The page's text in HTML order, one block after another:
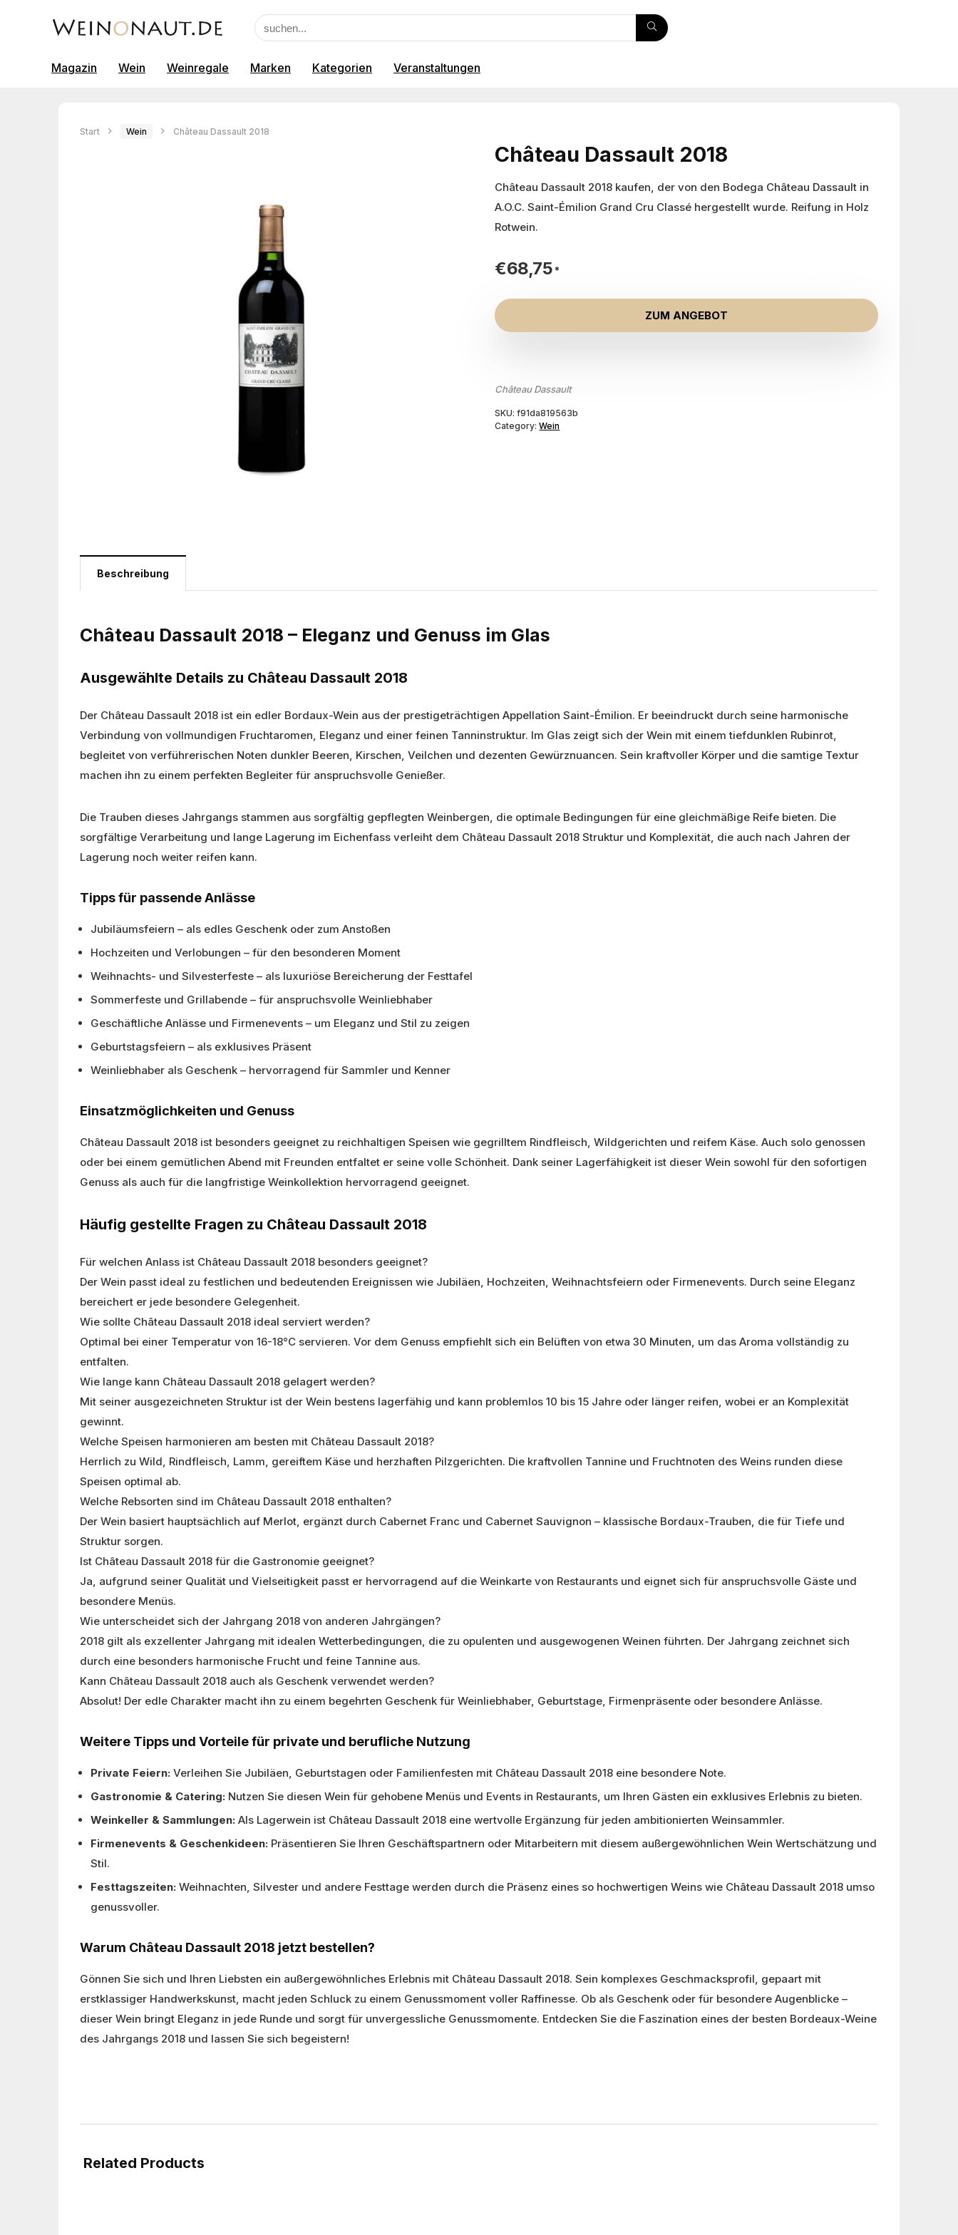
Magazin Wein Weinregale Marken Kategorien Veranstaltungen
Start Wein Château Dassault 2018
Château Dassault 2018
Château Dassault 2018 kaufen, der von den Bodega Château Dassault in
A.O.C. Saint-Émilion Grand Cru Classé hergestellt wurde. Reifung in Holz
Rotwein.
€68,75
ZUM ANGEBOT
Château Dassault
SKU:f91da819563b
Category:Wein
Beschreibung
Château Dassault 2018 – Eleganz und Genuss im Glas
Ausgewählte Details zu Château Dassault 2018
Der Château Dassault 2018 ist ein edler Bordaux-Wein aus der prestigeträchtigen Appellation Saint-Émilion. Er beeindruckt durch seine harmonische
Verbindung von vollmundigen Fruchtaromen, Eleganz und einer feinen Tanninstruktur. Im Glas zeigt sich der Wein mit einem tiefdunklen Rubinrot,
begleitet von verführerischen Noten dunkler Beeren, Kirschen, Veilchen und dezenten Gewürznuancen. Sein kraftvoller Körper und die samtige Textur
machen ihn zu einem perfekten Begleiter für anspruchsvolle Genießer.
Die Trauben dieses Jahrgangs stammen aus sorgfältig gepflegten Weinbergen, die optimale Bedingungen für eine gleichmäßige Reife bieten. Die
sorgfältige Verarbeitung und lange Lagerung im Eichenfass verleiht dem Château Dassault 2018 Struktur und Komplexität, die auch nach Jahren der
Lagerung noch weiter reifen kann.
Tipps für passende Anlässe
Jubiläumsfeiern – als edles Geschenk oder zum Anstoßen
Hochzeiten und Verlobungen – für den besonderen Moment
Weihnachts- und Silvesterfeste – als luxuriöse Bereicherung der Festtafel
Sommerfeste und Grillabende – für anspruchsvolle Weinliebhaber
Geschäftliche Anlässe und Firmenevents – um Eleganz und Stil zu zeigen
Geburtstagsfeiern – als exklusives Präsent
Weinliebhaber als Geschenk – hervorragend für Sammler und Kenner
Einsatzmöglichkeiten und Genuss
Château Dassault 2018 ist besonders geeignet zu reichhaltigen Speisen wie gegrilltem Rindfleisch, Wildgerichten und reifem Käse. Auch solo genossen
oder bei einem gemütlichen Abend mit Freunden entfaltet er seine volle Schönheit. Dank seiner Lagerfähigkeit ist dieser Wein sowohl für den sofortigen
Genuss als auch für die langfristige Weinkollektion hervorragend geeignet.
Häufig gestellte Fragen zu Château Dassault 2018
Für welchen Anlass ist Château Dassault 2018 besonders geeignet?
Der Wein passt ideal zu festlichen und bedeutenden Ereignissen wie Jubiläen, Hochzeiten, Weihnachtsfeiern oder Firmenevents. Durch seine Eleganz
bereichert er jede besondere Gelegenheit.
Wie sollte Château Dassault 2018 ideal serviert werden?
Optimal bei einer Temperatur von 16-18°C servieren. Vor dem Genuss empfiehlt sich ein Belüften von etwa 30 Minuten, um das Aroma vollständig zu
entfalten.
Wie lange kann Château Dassault 2018 gelagert werden?
Mit seiner ausgezeichneten Struktur ist der Wein bestens lagerfähig und kann problemlos 10 bis 15 Jahre oder länger reifen, wobei er an Komplexität
gewinnt.
Welche Speisen harmonieren am besten mit Château Dassault 2018?
Herrlich zu Wild, Rindfleisch, Lamm, gereiftem Käse und herzhaften Pilzgerichten. Die kraftvollen Tannine und Fruchtnoten des Weins runden diese
Speisen optimal ab.
Welche Rebsorten sind im Château Dassault 2018 enthalten?
Der Wein basiert hauptsächlich auf Merlot, ergänzt durch Cabernet Franc und Cabernet Sauvignon – klassische Bordaux-Trauben, die für Tiefe und
Struktur sorgen.
Ist Château Dassault 2018 für die Gastronomie geeignet?
Ja, aufgrund seiner Qualität und Vielseitigkeit passt er hervorragend auf die Weinkarte von Restaurants und eignet sich für anspruchsvolle Gäste und
besondere Menüs.
Wie unterscheidet sich der Jahrgang 2018 von anderen Jahrgängen?
2018 gilt als exzellenter Jahrgang mit idealen Wetterbedingungen, die zu opulenten und ausgewogenen Weinen führten. Der Jahrgang zeichnet sich
durch eine besonders harmonische Frucht und feine Tannine aus.
Kann Château Dassault 2018 auch als Geschenk verwendet werden?
Absolut! Der edle Charakter macht ihn zu einem begehrten Geschenk für Weinliebhaber, Geburtstage, Firmenpräsente oder besondere Anlässe.
Weitere Tipps und Vorteile für private und berufliche Nutzung
Private Feiern: Verleihen Sie Jubiläen, Geburtstagen oder Familienfesten mit Château Dassault 2018 eine besondere Note.
Gastronomie & Catering: Nutzen Sie diesen Wein für gehobene Menüs und Events in Restaurants, um Ihren Gästen ein exklusives Erlebnis zu bieten.
Weinkeller & Sammlungen: Als Lagerwein ist Château Dassault 2018 eine wertvolle Ergänzung für jeden ambitionierten Weinsammler.
Firmenevents & Geschenkideen: Präsentieren Sie Ihren Geschäftspartnern oder Mitarbeitern mit diesem außergewöhnlichen Wein Wertschätzung und
Stil.
Festtagszeiten: Weihnachten, Silvester und andere Festtage werden durch die Präsenz eines so hochwertigen Weins wie Château Dassault 2018 umso
genussvoller.
Warum Château Dassault 2018 jetzt bestellen?
Gönnen Sie sich und Ihren Liebsten ein außergewöhnliches Erlebnis mit Château Dassault 2018. Sein komplexes Geschmacksprofil, gepaart mit
erstklassiger Handwerkskunst, macht jeden Schluck zu einem Genussmoment voller Raffinesse. Ob als Geschenk oder für besondere Augenblicke –
dieser Wein bringt Eleganz in jede Runde und sorgt für unvergessliche Genussmomente. Entdecken Sie die Faszination eines der besten Bordeaux-Weine
des Jahrgangs 2018 und lassen Sie sich begeistern!
Related Products